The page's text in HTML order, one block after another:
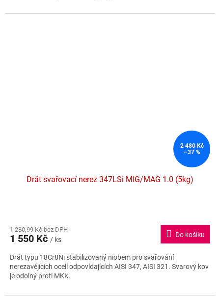
2 480 Kč
–37 %
Drát svařovací nerez 347LSi MIG/MAG 1.0 (5kg)
1 280,99 Kč bez DPH
1 550 Kč / ks
Do košíku
Drát typu 18Cr8Ni stabilizovaný niobem pro svařování
nerezavějících ocelí odpovídajících AISI 347, AISI 321. Svarový kov
je odolný proti MKK.